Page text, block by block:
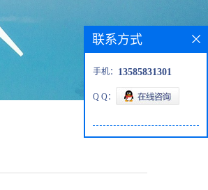
联系方式
手机： 13585831301
Q Q：